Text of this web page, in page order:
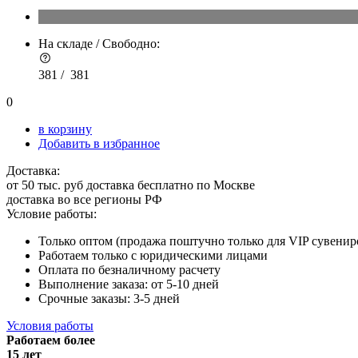
На складе / Свободно:
381 / 381
0
в корзину
Добавить в избранное
Доставка:
от 50 тыс. руб доставка бесплатно по Москве
доставка во все регионы РФ
Условие работы:
Только оптом (продажа поштучно только для VIP
Работаем только с юридическими лицами
Оплата по безналичному расчету
Выполнение заказа: от 5-10 дней
Срочные заказы: 3-5 дней
Условия работы
Работаем более
15 лет